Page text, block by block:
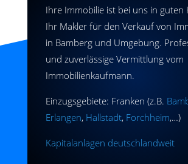
Ihre Immobilie ist bei uns in guten
Ihr Makler für den Verkauf von
in Bamberg und Umgebung.
und zuverlässige Vermittlung vom
Immobilienkaufmann.
Einzugsgebiete: Franken (z.B.
Erlangen, Hallstadt, Forchheim,…)
Kapitalanlagen deutschlandweit